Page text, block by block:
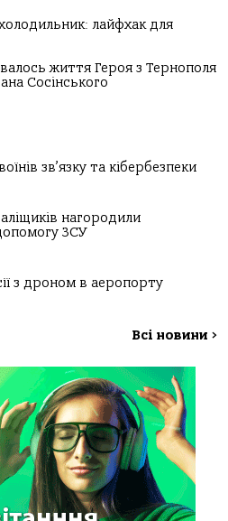
лайфхак для
життя Героя з Тернополя
Сосінського
зв’язку та кібербезпеки
нагородили
ЗСУ
з дроном в аеропорту
Всі новини >